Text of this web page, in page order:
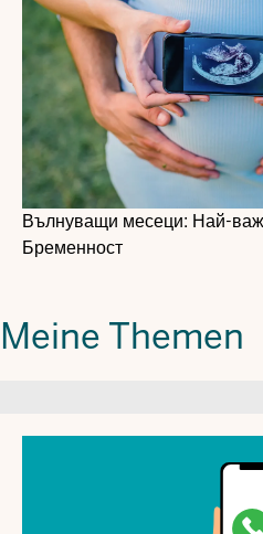
Вълнуващи месеци: Най-
Бременност
Meine Themen